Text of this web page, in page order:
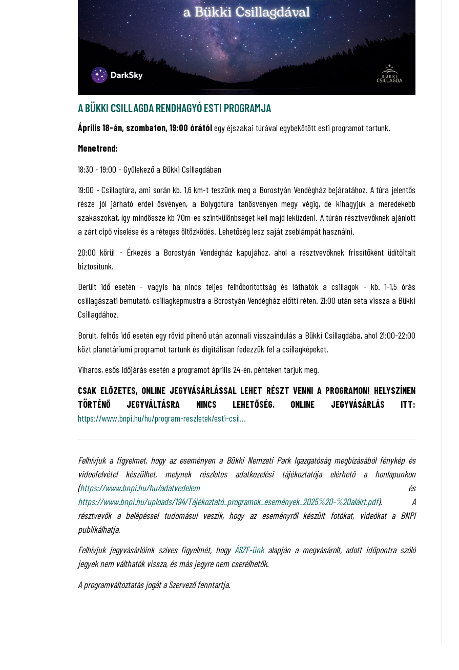
A BÜKKI CSILLAGDA RENDHAGYÓ ESTI PROGRAMJA
Április 18-án, szombaton, 19:00 órátólegy éjszakai túrával egybekötött esti programot tartunk.
Menetrend:
18:30 - 19:00 - Gyülekező a Bükki Csillagdában
19:00 - Csillagtúra, ami során kb. 1,6 km-t teszünk meg a Borostyán Vendégház bejáratához. A túra jelentős
része jól járható erdei ösvényen, a Bolygótúra tanösvényen megy végig, de kihagyjuk a meredekebb
szakaszokat, így mindössze kb 70m-es szintkülönbséget kell majd leküzdeni. A túrán résztvevőknek ajánlott
a zárt cipő viselése és a réteges öltözködés. Lehetőség lesz saját zseblámpát használni.
20:00 körül - Érkezés a Borostyán Vendégház kapujához, ahol a résztvevőknek frissítőként üdítőitalt
biztosítunk.
Derült idő esetén - vagyis ha nincs teljes felhőborítottság és láthatók a csillagok - kb. 1-1,5 órás
csillagászati bemutató, csillagképmustra a Borostyán Vendégház előtti réten. 21:00 után séta vissza a Bükki
Csillagdához.
Borult, felhős idő esetén egy rövid pihenő után azonnali visszaindulás a Bükki Csillagdába, ahol 21:00-22:00
közt planetáriumi programot tartunk és digitálisan fedezzük fel a csillagképeket.
Viharos, esős időjárás esetén a programot április 24-én, pénteken tarjuk meg.
CSAK ELŐZETES, ONLINE JEGYVÁSÁRLÁSSAL LEHET RÉSZT VENNI A PROGRAMON! HELYSZÍNEN
TÖRTÉNŐ JEGYVÁLTÁSRA NINCS LEHETŐSÉG. ONLINE JEGYVÁSÁRLÁS ITT:
https://www.bnpi.hu/hu/program-reszletek/esti-csil...
Felhívjuk a figyelmet, hogy az eseményen a Bükki Nemzeti Park Igazgatóság megbízásából fénykép és
videofelvétel készülhet, melynek részletes adatkezelési tájékoztatója elérhető a honlapunkon
(https://www.bnpi.hu/hu/adatvedelemés
https://www.bnpi.hu/uploads/194/Tájékoztató_programok_események_2025%20-%20aláírt.pdf). A
résztvevők a belépéssel tudomásul veszik, hogy az eseményről készült fotókat, videókat a BNPI
publikálhatja.
Felhívjuk jegyvásárlóink szíves figyelmét, hogyÁSZF-ünkalapján a megvásárolt, adott időpontra szóló
jegyek nem válthatók vissza, és más jegyre nem cserélhetők.
A programváltoztatás jogát a Szervező fenntartja.